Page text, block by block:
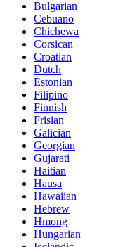
Bulgarian
Cebuano
Chichewa
Corsican
Croatian
Dutch
Estonian
Filipino
Finnish
Frisian
Galician
Georgian
Gujarati
Haitian
Hausa
Hawaiian
Hebrew
Hmong
Hungarian